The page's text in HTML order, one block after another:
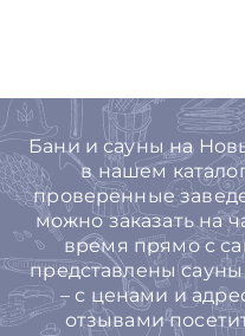
Бани и сауны на
в нашем
проверенные
можно заказать на
время прямо с
представлены
– с ценами и
отзывами